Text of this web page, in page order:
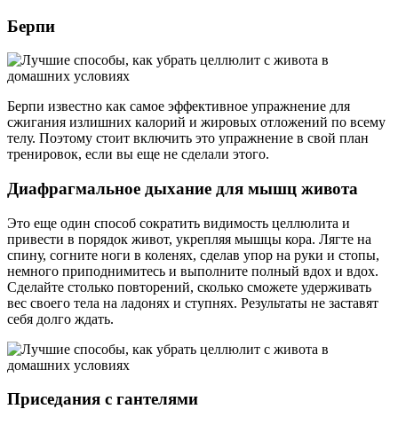
Берпи
Берпи известно как самое эффективное упражнение для
сжигания излишних калорий и жировых отложений по всему
телу. Поэтому стоит включить это упражнение в свой план
тренировок, если вы еще не сделали этого.
Диафрагмальное дыхание для мышц живота
Это еще один способ сократить видимость целлюлита и
привести в порядок живот, укрепляя мышцы кора. Лягте на
спину, согните ноги в коленях, сделав упор на руки и стопы,
немного приподнимитесь и выполните полный вдох и вдох.
Сделайте столько повторений, сколько сможете удерживать
вес своего тела на ладонях и ступнях. Результаты не заставят
себя долго ждать.
Приседания с гантелями